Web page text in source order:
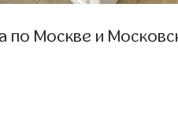
по Москве и